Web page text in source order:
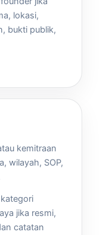
lokasi,
bukti publik,
kemitraan
wilayah, SOP,
jika resmi,
catatan